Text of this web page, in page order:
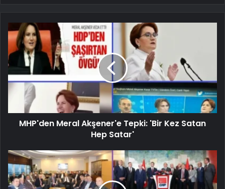
MHP'den Meral Akşener'e Tepki: 'Bir Kez Satan
Hep Satar'